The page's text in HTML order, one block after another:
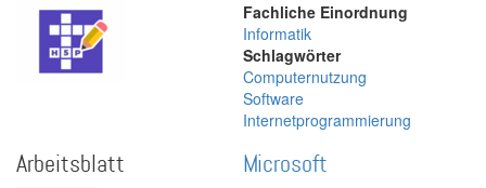
Fachliche Einordnung
Informatik
Schlagwörter
Computernutzung
Software
Internetprogrammierung
Arbeitsblatt Microsoft